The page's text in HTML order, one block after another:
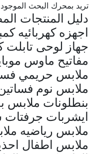
تريد بمحرك البحث
دليل المنتجات
اجهزه كهربائيه
جهاز لوحى تابلت
مفاتيح ماوس
ملابس حريمي
ملابس نوم
بنطلونات ملابس
ايشربات جرفتات
ملابس رياضيه
ملابس اطفال